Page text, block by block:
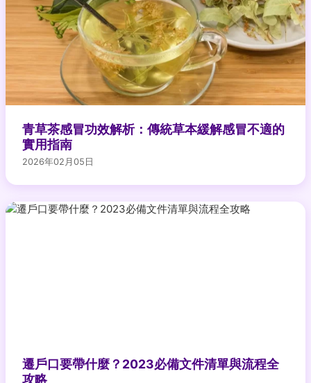
青草茶感冒功效解析：傳統草本緩解感冒不適的
實用指南
2026年02月05日
遷戶口要帶什麼？2023必備文件清單與流程全
攻略